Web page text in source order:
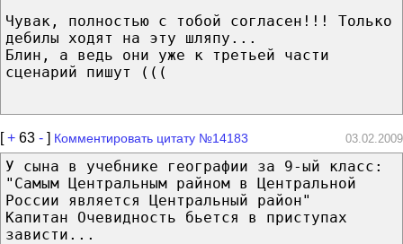
Чувак, полностью с тобой согласен!!! Только
дебилы ходят на эту шляпу...
Блин, а ведь они уже к третьей части
сценарий пишут (((
[+ 63 - ] Комментировать цитату №14183 03.02.2009
У сына в учебнике географии за 9-ый класс:
"Самым Центральным райном в Центральной
России является Центральный район"
Капитан Очевидность бьется в приступах
зависти...